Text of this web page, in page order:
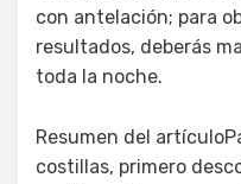
con antelación; para
resultados, deberás
toda la noche.
Resumen del
costillas, primero